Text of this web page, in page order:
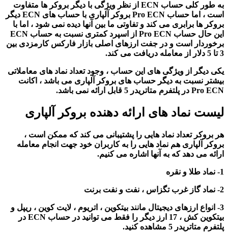
به طور کلی حساب ECN از نظر ویژگی با دیگر بروکر ها متفاوت
است ، اما حساب Pro ECN بروکر آلپاری با حساب های ECN دیگر
بروکر ها برابری می کند و تفاوتی ما بین آنها دیده نمی شود ، اما با
این حال حساب Pro ECN از اسپرد کمتری نسبت به حساب ECN
برخوردار است و در جفت ارزهای اصلی بازار فارکس کارمزدی بین
3 تا 5 دلار از معامله دریافت می کند.
یکی دیگر از ویژگی های این حساب ، وجود تعداد نماد های معاملاتی
بیشتر نسبت به دیگر حساب های بروکر آلپاری می باشد ، اکانت
Pro ECN در پلتفرم متاتریدر 5 قابل ارائه نمی باشد.
لیست نماد های ارائه دهنده بروکر آلپاری
هر بروکر تعداد نماد هایی را پشتیبانی می کند که ممکن است ،
بروکر آلپاری هم نماد هایی را به کاربران خود جهت انجام معامله
ارائه می دهد که به آنها اشاره می کنیم.
1- نماد طلا و نقره
2- نماد گاز غرب تگزاس ، نفت و نفت برنت
3- انواع ارزهای دیجیتال مانند بیتکوین ، اتریوم ، لایت کوین ، ریپل و
بیتکوین کش ، 17 ارز دیگر را فقط می توانید در حساب ECN در
پلتفرم متاتریدر 5 مشاهده کنید.